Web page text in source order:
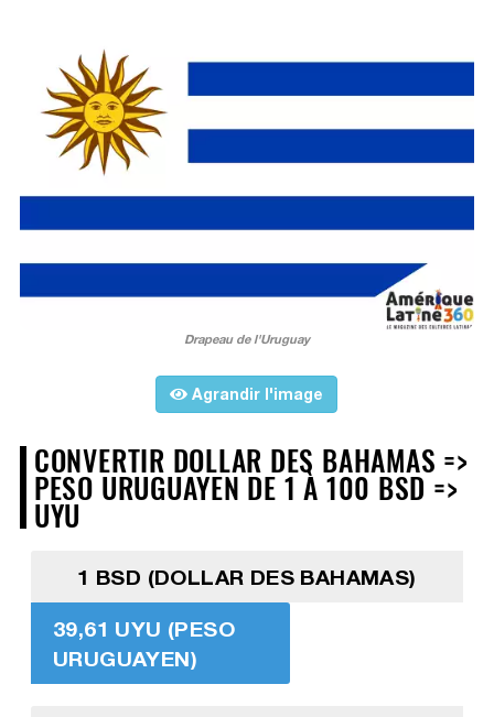
Drapeau de l'Uruguay
Agrandir l'image
CONVERTIR DOLLAR DES BAHAMAS =>
PESO URUGUAYEN DE 1 À 100 BSD =>
UYU
1 BSD (DOLLAR DES BAHAMAS)
39,61 UYU (PESO
URUGUAYEN)